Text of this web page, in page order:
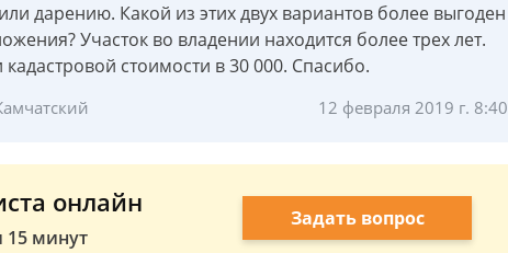
дарению. Какой из этих двух вариантов более выгоден
Участок во владении находится более трех лет.
стоимости в 30 000. Спасибо.
12 февраля 2019 г. 8:40
онлайн
15 минут
Задать вопрос